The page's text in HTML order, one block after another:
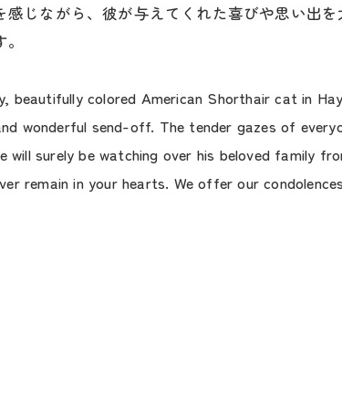
じながら、彼が与えてくれた喜びや思い出
beautifully colored American Shorthair cat in
wonderful send-off. The tender gazes of
will surely be watching over his beloved family
remain in your hearts. We offer our